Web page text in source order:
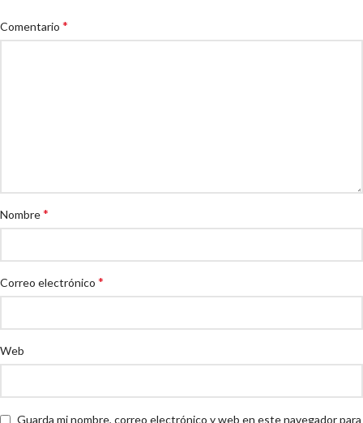
Comentario *
Nombre*
Correo electrónico *
Web
Guarda mi nombre, correo electrónico y web en este navegador para